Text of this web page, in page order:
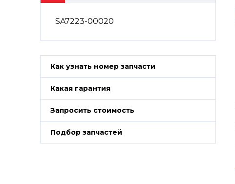
SA7223-00020
Как узнать номер запчасти
Какая гарантия
Запросить стоимость
Подбор запчастей